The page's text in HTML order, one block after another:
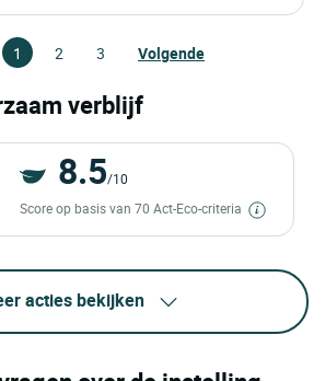
1 2 3 Volgende
verblijf
8.5/10
Score op basis van 70 Act-Eco-criteria
acties bekijken